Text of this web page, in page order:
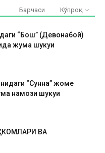
Барчаси Кўпроқ
“Бош” (Девонабой)
жума шукуҳи
“Сунна” жоме
намози шукуҳи
ВА